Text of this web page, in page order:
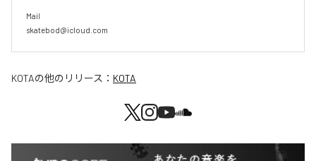
Mail
skatebod@icloud.com
KOTAの他のリリース： KOTA